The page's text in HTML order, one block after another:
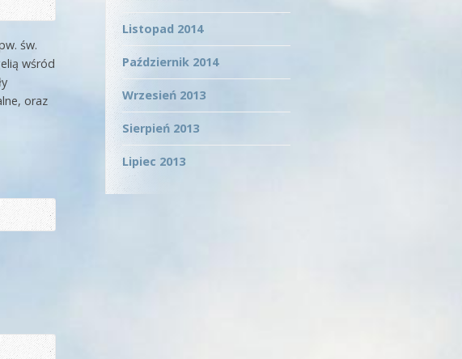
św.
wśród
oraz
Listopad 2014
Październik 2014
Wrzesień 2013
Sierpień 2013
Lipiec 2013